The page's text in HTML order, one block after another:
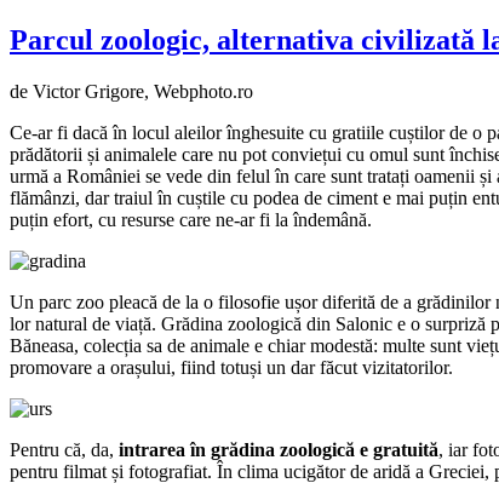
Parcul zoologic, alternativa civilizată
de Victor Grigore, Webphoto.ro
Ce-ar fi dacă în locul aleilor înghesuite cu gratiile cuștilor de o
prădătorii și animalele care nu pot conviețui cu omul sunt
urmă a României se vede din felul în care sunt tratați oamenii
flămânzi, dar traiul în cuștile cu podea de ciment e mai puțin
puțin efort, cu resurse care ne-ar fi la îndemână.
Un parc zoo pleacă de la o filosofie ușor diferită de a
lor natural de viață. Grădina zoologică din Salonic e o surpriză
Băneasa, colecția sa de animale e chiar modestă: multe sunt
promovare a orașului, fiind totuși un dar făcut vizitatorilor.
Pentru că, da, intrarea în grădina zoologică e gratuită, iar
pentru filmat și fotografiat. În clima ucigător de aridă a